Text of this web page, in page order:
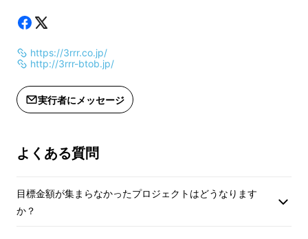
有線や無線で本体とデバイスを接続したり、デ
バイスに部品を取り付けるという
ティングはありません
完結します。
https://3rrr.co.jp/
http://3rrr-btob.jp/
実行者にメッセージ
よくある質問
目標金額が集まらなかったプロジェクトはどうなります
か？